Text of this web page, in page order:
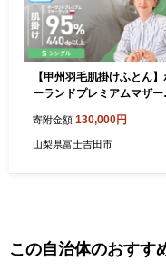
【甲州羽毛肌掛けふとん】
ーランドプレミアムマザー
ングル) お任せカバー付き
寄附金額 130,000円
山梨県富士吉田市
この自治体のおすす